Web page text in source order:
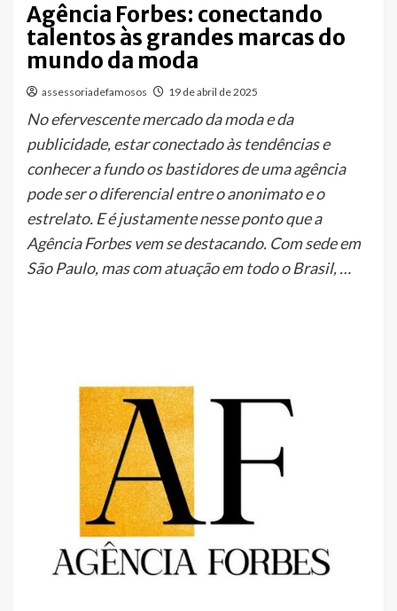
Agência Forbes: conectando
talentos às grandes marcas do
mundo da moda
assessoriadefamosos 19 de abril de 2025
No efervescente mercado da moda e da
publicidade, estar conectado às tendências e
conhecer a fundo os bastidores de uma agência
pode ser o diferencial entre o anonimato e o
estrelato. E é justamente nesse ponto que a
Agência Forbes vem se destacando. Com sede em
São Paulo, mas com atuação em todo o Brasil, …